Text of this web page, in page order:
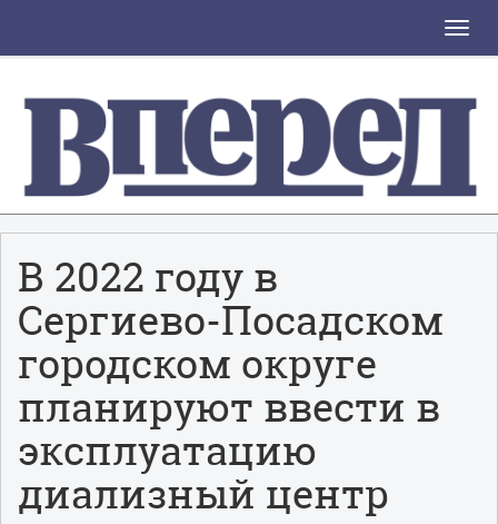
Toggle
В 2022 году в
Сергиево-Посадском
городском округе
планируют ввести в
эксплуатацию
диализный центр